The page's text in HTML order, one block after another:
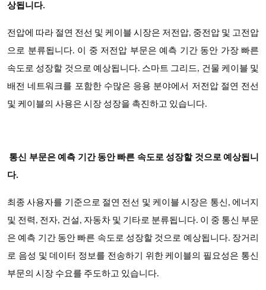
상됩니다.
전압에 따라 절연 전선 및 케이블 시장은 저전압, 중전압 및 고전압
으로 분류됩니다. 이 중 저전압 부문은 예측 기간 동안 가장 빠른
속도로 성장할 것으로 예상됩니다. 스마트 그리드, 건물 케이블 및
배전 네트워크를 포함한 수많은 응용 분야에서 저전압 절연 전선
및 케이블의 사용은 시장 성장을 촉진하고 있습니다.
통신 부문은 예측 기간 동안 빠른 속도로 성장할 것으로 예상됩니
다.
최종 사용자를 기준으로 절연 전선 및 케이블 시장은 통신, 에너지
및 전력, 전자, 건설, 자동차 및 기타로 분류됩니다. 이 중 통신 부문
은 예측 기간 동안 빠른 속도로 성장할 것으로 예상됩니다. 장거리
로 음성 및 데이터 정보를 전송하기 위한 케이블의 필요성은 통신
부문의 시장 수요를 주도하고 있습니다.